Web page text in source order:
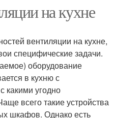
на кухне
вентиляции на кухне,
специфические задачи.
оборудование
в кухню с
какими угодно
всего такие устройства
шкафов. Однако есть